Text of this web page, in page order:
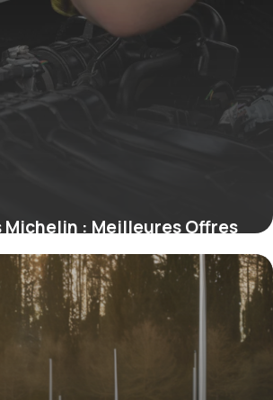
Michelin : Meilleures Offres